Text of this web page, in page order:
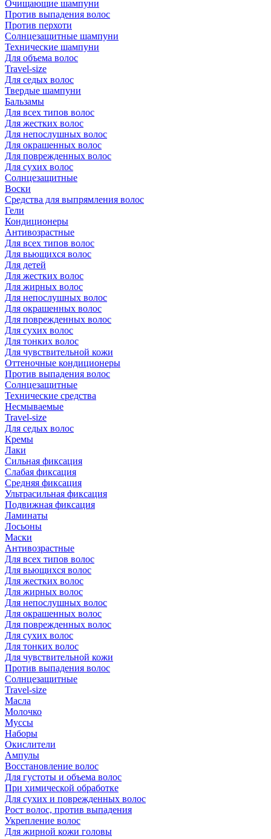
Очищающие шампуни
Против выпадения волос
Против перхоти
Солнцезащитные шампуни
Технические шампуни
Для объема волос
Travel-size
Для седых волос
Твердые шампуни
Бальзамы
Для всех типов волос
Для жестких волос
Для непослушных волос
Для окрашенных волос
Для поврежденных волос
Для сухих волос
Солнцезащитные
Воски
Средства для выпрямления волос
Гели
Кондиционеры
Антивозрастные
Для всех типов волос
Для вьющихся волос
Для детей
Для жестких волос
Для жирных волос
Для непослушных волос
Для окрашенных волос
Для поврежденных волос
Для сухих волос
Для тонких волос
Для чувствительной кожи
Оттеночные кондиционеры
Против выпадения волос
Солнцезащитные
Технические средства
Несмываемые
Travel-size
Для седых волос
Кремы
Лаки
Сильная фиксация
Слабая фиксация
Средняя фиксация
Ультрасильная фиксация
Подвижная фиксация
Ламинаты
Лосьоны
Маски
Антивозрастные
Для всех типов волос
Для вьющихся волос
Для жестких волос
Для жирных волос
Для непослушных волос
Для окрашенных волос
Для поврежденных волос
Для сухих волос
Для тонких волос
Для чувствительной кожи
Против выпадения волос
Солнцезащитные
Travel-size
Масла
Молочко
Муссы
Наборы
Окислители
Ампулы
Восстановление волос
Для густоты и объема волос
При химической обработке
Для сухих и поврежденных волос
Рост волос, против выпадения
Укрепление волос
Для жирной кожи головы